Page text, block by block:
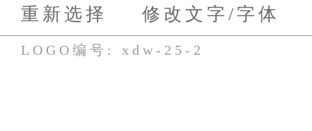
重新选择 修改文字/字体
LOGO编号: xdw-25-2